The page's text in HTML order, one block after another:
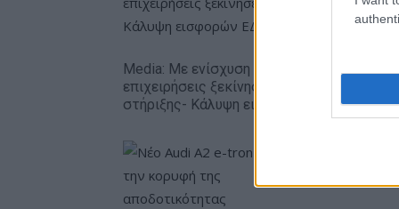
Media: Με ενίσχυση 8 εκατ. ευρώ σε 451
επιχειρήσεις ξεκίνησε το πρόγραμμα
στήριξης- Κάλυψη εισφορών ΕΔΟΕΑΠ